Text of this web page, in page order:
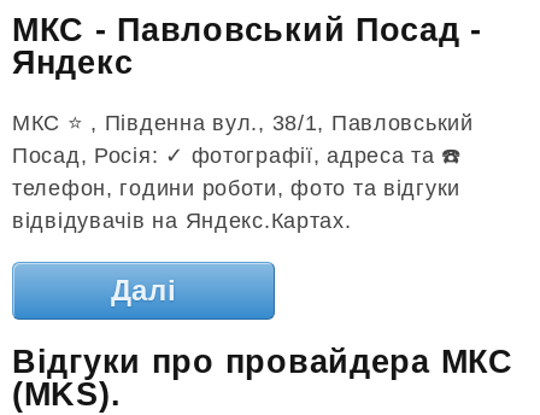
МКС - Павловський Посад -
Яндекс
МКС ⭐ , Південна вул., 38/1, Павловський
Посад, Росія: ✓ фотографії, адреса та ☎️
телефон, години роботи, фото та відгуки
відвідувачів на Яндекс.Картах.
Далі
Відгуки про провайдера МКС
(MKS).